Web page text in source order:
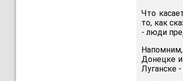
Что
то, как
- люди
Донецке
Луганске